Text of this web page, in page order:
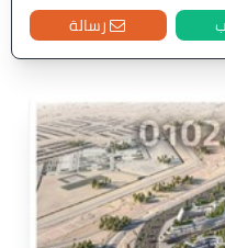
رسالة